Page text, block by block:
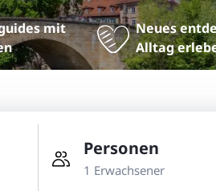
mit
Neues
Alltag
Personen
1 Erwachsener